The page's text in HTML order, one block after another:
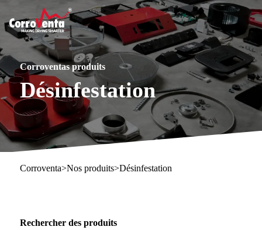
Corroventas produits
Désinfestation
Corroventa>Nos produits>Désinfestation
Rechercher des produits